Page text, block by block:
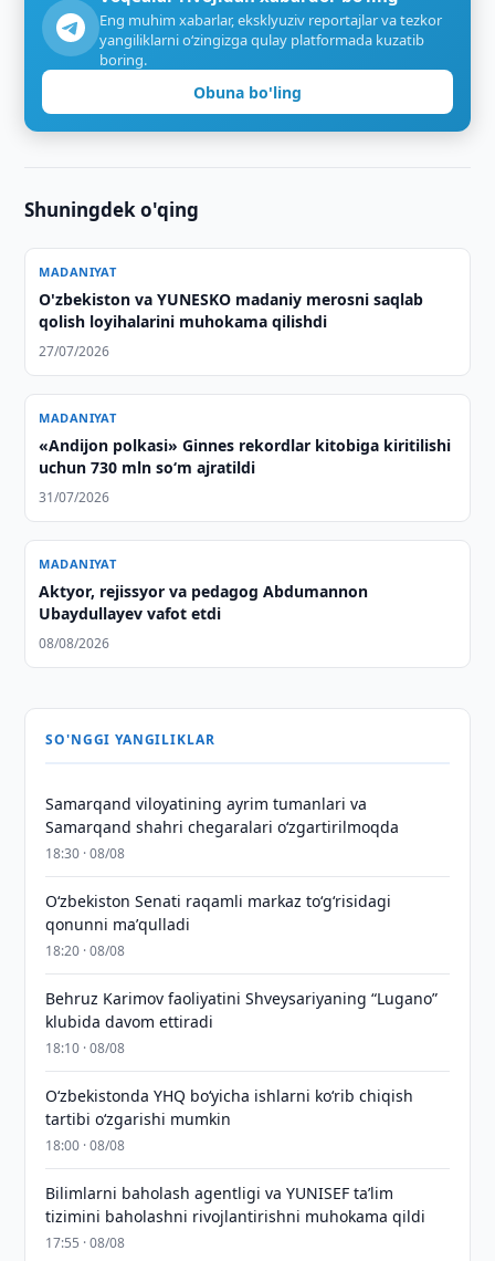
Eng muhim xabarlar, eksklyuziv reportajlar va tezkor
yangiliklarni o‘zingizga qulay platformada kuzatib
boring.
Obuna bo'ling
Shuningdek o'qing
MADANIYAT
O'zbekiston va YUNESKO madaniy merosni saqlab
qolish loyihalarini muhokama qilishdi
27/07/2026
MADANIYAT
«Andijon polkasi» Ginnes rekordlar kitobiga kiritilishi
uchun 730 mln so‘m ajratildi
31/07/2026
MADANIYAT
Aktyor, rejissyor va pedagog Abdumannon
Ubaydullayev vafot etdi
08/08/2026
SO'NGGI YANGILIKLAR
Samarqand viloyatining ayrim tumanlari va
Samarqand shahri chegaralari oʻzgartirilmoqda
18:30 · 08/08
Oʻzbekiston Senati raqamli markaz toʻgʻrisidagi
qonunni maʼqulladi
18:20 · 08/08
Behruz Karimov faoliyatini Shveysariyaning “Lugano”
klubida davom ettiradi
18:10 · 08/08
O‘zbekistonda YHQ bo‘yicha ishlarni ko‘rib chiqish
tartibi o‘zgarishi mumkin
18:00 · 08/08
Bilimlarni baholash agentligi va YUNISEF taʼlim
tizimini baholashni rivojlantirishni muhokama qildi
17:55 · 08/08